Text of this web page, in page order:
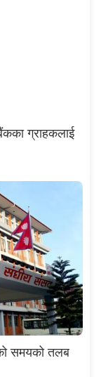
ग्राहकलाई
समयको तलब